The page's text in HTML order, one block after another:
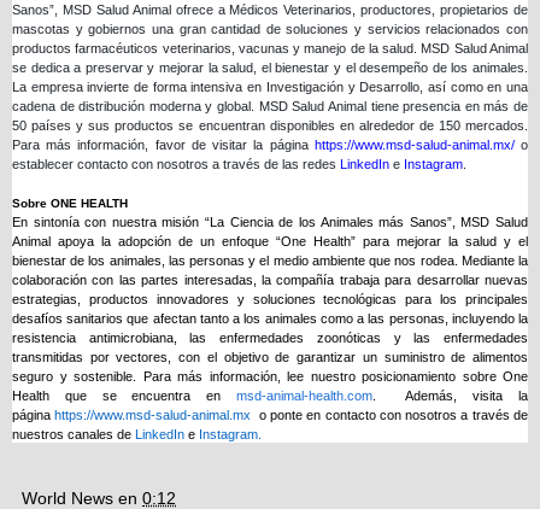
Sanos”, MSD Salud Animal ofrece a Médicos Veterinarios, productores, propietarios de
mascotas y gobiernos una gran cantidad de soluciones y servicios relacionados con
productos farmacéuticos veterinarios, vacunas y manejo de la salud. MSD Salud Animal
se dedica a preservar y mejorar la salud, el bienestar y el desempeño de los animales.
La empresa invierte de forma intensiva en Investigación y Desarrollo, así como en una
cadena de distribución moderna y global. MSD Salud Animal tiene presencia en más de
50 países y sus productos se encuentran disponibles en alrededor de 150 mercados.
Para más información, favor de visitar la página https://www.msd-salud-animal.mx/o
establecer contacto con nosotros a través de las redes LinkedIn e Instagram
Sobre ONE HEALTH
En sintonía con nuestra misión “La Ciencia de los Animales más Sanos”, MSD Salud
Animal apoya la adopción de un enfoque “One Health” para mejorar la salud y el
bienestar de los animales, las personas y el medio ambiente que nos rodea. Mediante la
colaboración con las partes interesadas, la compañía trabaja para desarrollar nuevas
estrategias, productos innovadores y soluciones tecnológicas para los principales
desafíos sanitarios que afectan tanto a los animales como a las personas, incluyendo la
resistencia antimicrobiana, las enfermedades zoonóticas y las enfermedades
transmitidas por vectores, con el objetivo de garantizar un suministro de alimentos
seguro y sostenible. Para más información, lee nuestro posicionamiento sobre One
Health que se encuentra en msd-animal-health.com. Además, visita la
páginahttps://www.msd-salud-animal.mx
o ponte en contacto con nosotros a través de
nuestros canales de LinkedIn e Instagram.
World News en 0:12